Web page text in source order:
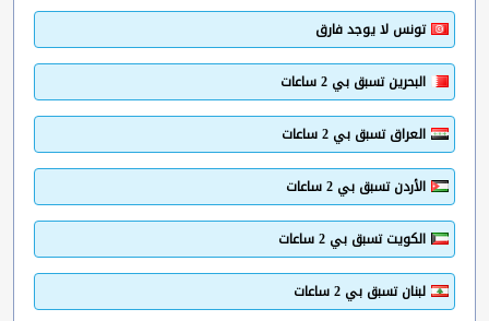
تونس لا يوجد فارق
البحرين تسبق بي 2 ساعات
العراق تسبق بي 2 ساعات
الأردن تسبق بي 2 ساعات
الكويت تسبق بي 2 ساعات
لبنان تسبق بي 2 ساعات